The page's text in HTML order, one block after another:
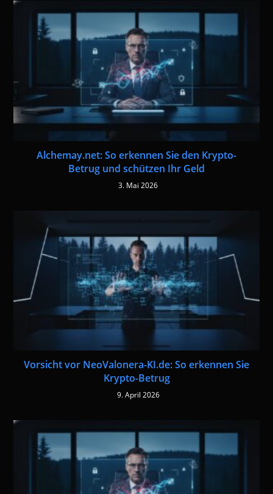
Alchemay.net: So erkennen Sie den Krypto-
Betrug und schützen Ihr Geld
3. Mai 2026
Vorsicht vor NeoValonera-KI.de: So erkennen Sie
Krypto-Betrug
9. April 2026